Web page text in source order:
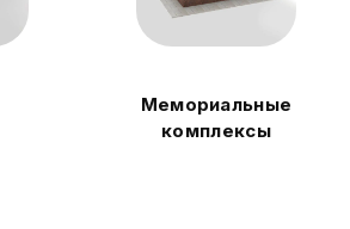
Мемориальные
комплексы